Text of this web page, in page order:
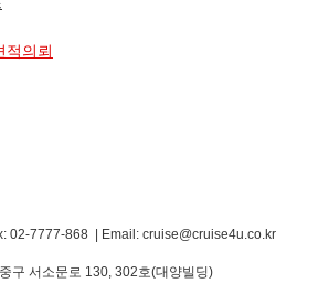
적의뢰
02-7777-868 | Email: cruise@cruise4u.co.kr
구 서소문로 130, 302호(대양빌딩)